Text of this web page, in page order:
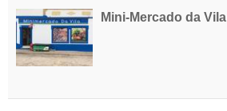
Mini-Mercado da Vila